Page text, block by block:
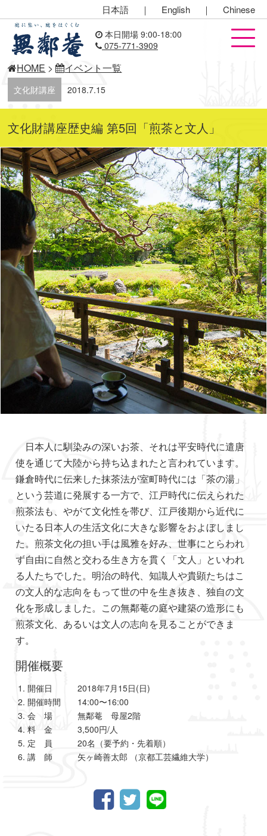
日本語 ｜ English ｜ Chinese
本日開場 9:00-18:00
075-771-3909
HOME > イベント一覧
文化財講座 2018.7.15
文化財講座歴史編 第5回「煎茶と文人」
日本人に馴染みの深いお茶、それは平安時代に遣唐
使を通じて大陸から持ち込まれたと言われています。
鎌倉時代に伝来した抹茶法が室町時代には「茶の湯」
という芸道に発展する一方で、江戸時代に伝えられた
煎茶法も、やがて文化性を帯び、江戸後期から近代に
いたる日本人の生活文化に大きな影響をおよぼしまし
た。煎茶文化の担い手は風雅を好み、世事にとらわれ
ず自由に自然と交わる生き方を貫く「文人」といわれ
る人たちでした。明治の時代、知識人や貴顕たちはこ
の文人的な志向をもって世の中を生き抜き、独自の文
化を形成しました。この無鄰菴の庭や建築の造形にも
煎茶文化、あるいは文人の志向を見ることができま
す。
開催概要
開催日 2018年7月15日(日)
開催時間 14:00〜16:00
会 場 無鄰菴 母屋2階
料 金 3,500円/人
定 員 20名（要予約・先着順）
講 師 矢ヶ崎善太郎 （京都工芸繊維大学）